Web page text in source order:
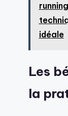
idéale
Les
la